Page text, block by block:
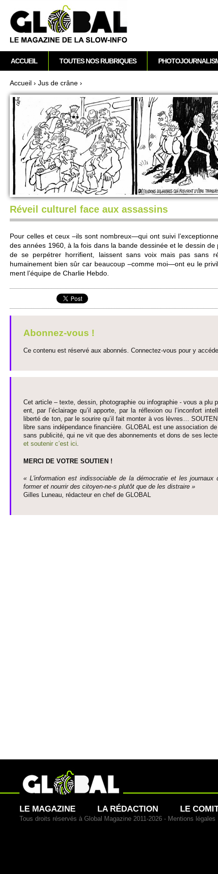
Vous êtes ici
Accueil › Jus de crâne ›
Réveil culturel face aux assassins
Pour ce­lles et ceux –ils sont no­m­breux—qui ont suivi
des années 1960, à la fois dans la bande dessinée et le dessin
de se perpétrer horrifient, laissent sans voix mais pas sans
humaine­ment bien sûr car be­aucoup –comme moi—ont eu le
ment l’équipe de Charlie Hebdo.
Abonnez-vous !
Ce contenu est réservé aux abonnés. Connectez-vous pour y
Cet article – texte, dessin, photographie ou infographie - vous a plu
ent, par l’éclairage qu’il appo­rte, par la réflexion ou l’inconfort
liberté de ton, par le so­urire qu’il fait monter à vos lèvres…
libre sans indépendance financière. GLOBAL est une asso­ci­ation
sans publi­cité, qui ne vit que des abonne­ments et dons de ses
et so­utenir c’est ici
MERCI DE VOTRE SO­UTIEN !
« L'information est indisso­ci­able de la démo­cratie et les journaux
former et nourrir des ci­to­yen-ne-s plutôt que de les dis­traire »
Gi­lles Luneau, rédacteur en chef de GLOBAL
M
e
n
u
p
r
n
c
p
a
ACCUEIL TOUTES NOS RUBRIQUES
LE MAGAZINE LA RÉDACTION LE
Tous droits réservés à Global Magazine 2011-2026 - Mentions légales